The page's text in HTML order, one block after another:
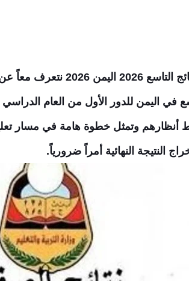
محط أنظارهم وتمثل خطوة هامة في مسار
النتيجة النهائية أمراً ضرورياً.